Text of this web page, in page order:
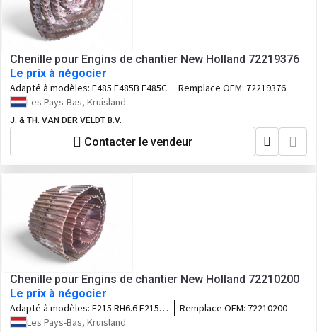
Chenille pour Engins de chantier New Holland 72219376
Le prix à négocier
Adapté à modèles: E485 E485B E485C Remplace OEM: 72219376
Les Pays-Bas, Kruisland
J. & TH. VAN DER VELDT B.V.
Contacter le vendeur
Chenille pour Engins de chantier New Holland 72210200
Le prix à négocier
Adapté à modèles: E215 RH6.6 E215B
E195B
Remplace OEM: 72210200
Les Pays-Bas, Kruisland